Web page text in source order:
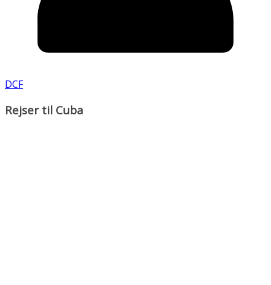
DCF
Rejser til Cuba